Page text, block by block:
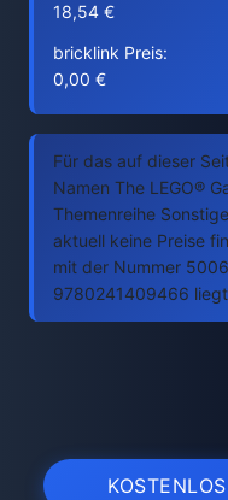
18,54 €
bricklink Preis:
0,00 €
Für das auf dieser
Namen The LEGO®
Themenreihe
aktuell keine Preise
mit der Nummer
9780241409466